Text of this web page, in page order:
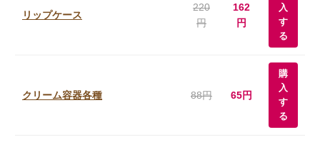
リップケース
220
円
162
円
入
す
る
クリーム容器各種 88円 65円
購
入
す
る